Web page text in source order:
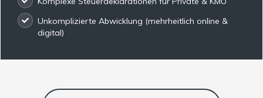
Unkomplizierte Abwicklung (mehrheitlich online &
digital)